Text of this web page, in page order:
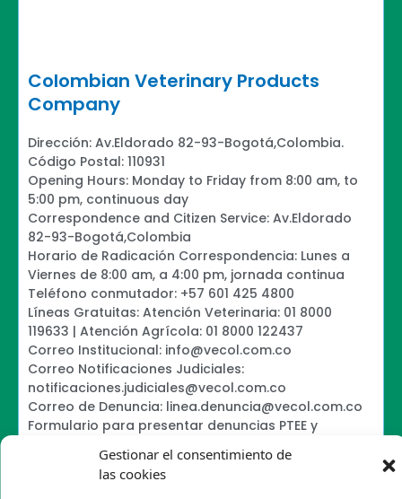
Gestionar el consentimiento de
las cookies
Colombian Veterinary Products
Company
Dirección: Av.Eldorado 82-93-Bogotá,Colombia.
Código Postal: 110931
Opening Hours: Monday to Friday from 8:00 am, to
5:00 pm, continuous day
Correspondence and Citizen Service: Av.Eldorado
82-93-Bogotá,Colombia
Horario de Radicación Correspondencia: Lunes a
Viernes de 8:00 am, a 4:00 pm, jornada continua
Teléfono conmutador: +57 601 425 4800
Líneas Gratuitas: Atención Veterinaria: 01 8000
119633 | Atención Agrícola: 01 8000 122437
Correo Institucional: info@vecol.com.co
Correo Notificaciones Judiciales:
notificaciones.judiciales@vecol.com.co
Correo de Denuncia: linea.denuncia@vecol.com.co
Formulario para presentar denuncias PTEE y
Política de Términos y Condiciones de Uso
Information Security Policy